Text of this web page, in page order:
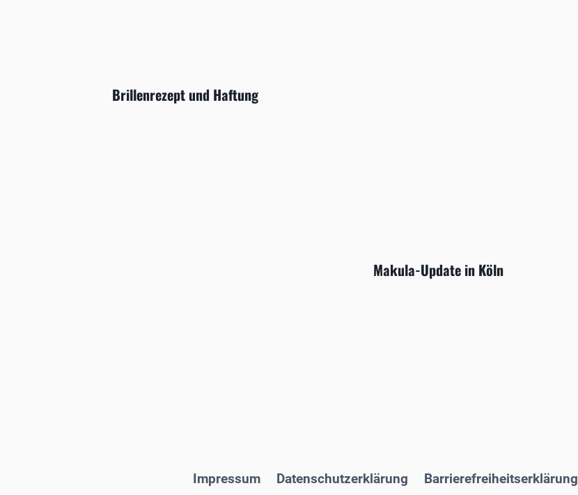
Brillenrezept und Haftung
Makula-Update in Köln
Impressum Datenschutzerklärung Barrierefreiheitserklärung